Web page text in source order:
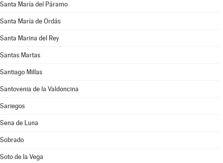
Santa María del Páramo
Santa María de Ordás
Santa Marina del Rey
Santas Martas
Santiago Millas
Santovenia de la Valdoncina
Sariegos
Sena de Luna
Sobrado
Soto de la Vega